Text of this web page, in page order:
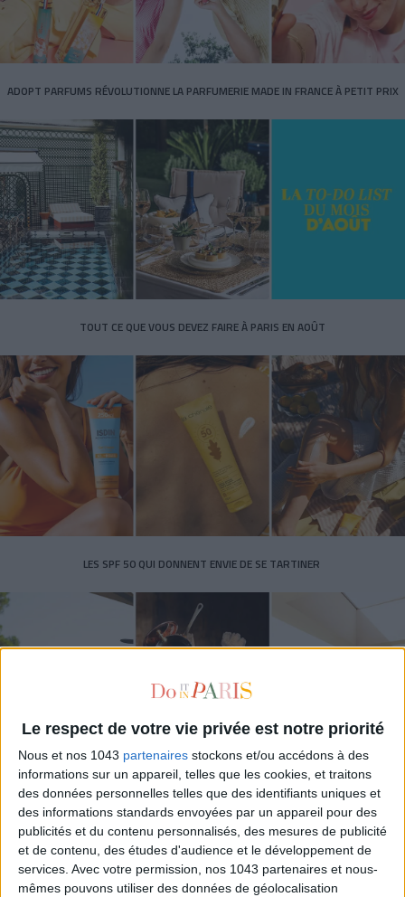
Le respect de votre vie privée est notre priorité
Nous et nos 1043 partenaires stockons et/ou accédons à des
informations sur un appareil, telles que les cookies, et traitons
des données personnelles telles que des identifiants uniques et
des informations standards envoyées par un appareil pour des
publicités et du contenu personnalisés, des mesures de publicité
et de contenu, des études d'audience et le développement de
services. Avec votre permission, nos 1043 partenaires et nous-
mêmes pouvons utiliser des données de géolocalisation
ADOPT PARFUMS RÉVOLUTIONNE LA PARFUMERIE MADE IN FRANCE À PETIT PRIX
TOUT CE QUE VOUS DEVEZ FAIRE À PARIS EN AOÛT
LES SPF 50 QUI DONNENT ENVIE DE SE TARTINER
LES MEILLEURS HÔTELS POUR UN WEEK-END SPA ET GASTRONOMIE